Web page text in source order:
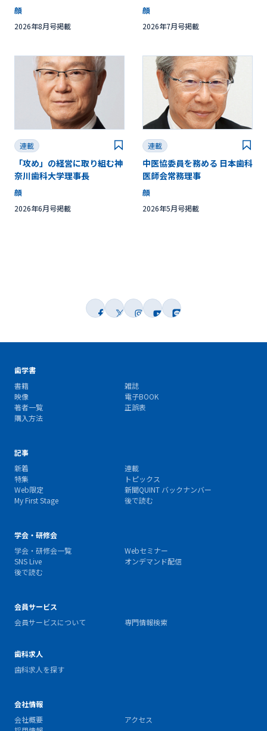
顔
2026年8月号掲載
顔
2026年7月号掲載
連載
「攻め」の経営に取り組む神
奈川歯科大学理事長
顔
2026年6月号掲載
連載
中医協委員を務める 日本歯科
医師会常務理事
顔
2026年5月号掲載
歯学書
書籍
雑誌
映像
電子BOOK
著者一覧
正誤表
購入方法
記事
新着
連載
特集
トピックス
Web限定
新聞QUINT バックナンバー
My First Stage
後で読む
学会・研修会
学会・研修会一覧
Webセミナー
SNS Live
オンデマンド配信
後で読む
会員サービス
会員サービスについて
専門情報検索
歯科求人
歯科求人を探す
会社情報
会社概要
アクセス